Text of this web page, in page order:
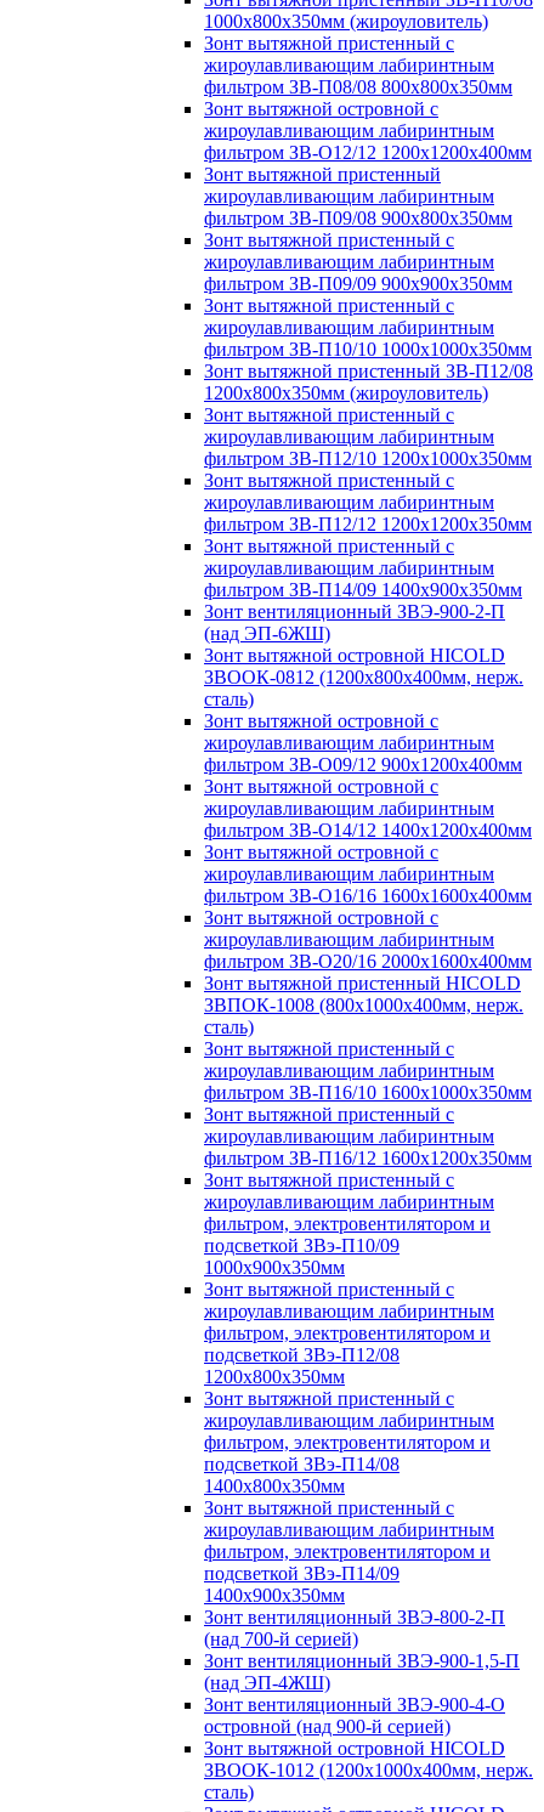
1000х800х350мм (жироуловитель)
Зонт вытяжной пристенный с
жироулавливающим лабиринтным
фильтром ЗВ-П08/08 800х800х350мм
Зонт вытяжной островной с
жироулавливающим лабиринтным
фильтром ЗВ-О12/12 1200х1200х400мм
Зонт вытяжной пристенный
жироулавливающим лабиринтным
фильтром ЗВ-П09/08 900х800х350мм
Зонт вытяжной пристенный с
жироулавливающим лабиринтным
фильтром ЗВ-П09/09 900х900х350мм
Зонт вытяжной пристенный с
жироулавливающим лабиринтным
фильтром ЗВ-П10/10 1000х1000х350мм
Зонт вытяжной пристенный ЗВ-П12/08
1200х800х350мм (жироуловитель)
Зонт вытяжной пристенный с
жироулавливающим лабиринтным
фильтром ЗВ-П12/10 1200х1000х350мм
Зонт вытяжной пристенный с
жироулавливающим лабиринтным
фильтром ЗВ-П12/12 1200х1200х350мм
Зонт вытяжной пристенный с
жироулавливающим лабиринтным
фильтром ЗВ-П14/09 1400х900х350мм
Зонт вентиляционный ЗВЭ-900-2-П
(над ЭП-6ЖШ)
Зонт вытяжной островной HICOLD
ЗВООК-0812 (1200х800x400мм, нерж.
сталь)
Зонт вытяжной островной с
жироулавливающим лабиринтным
фильтром ЗВ-О09/12 900х1200х400мм
Зонт вытяжной островной с
жироулавливающим лабиринтным
фильтром ЗВ-О14/12 1400х1200х400мм
Зонт вытяжной островной с
жироулавливающим лабиринтным
фильтром ЗВ-О16/16 1600х1600х400мм
Зонт вытяжной островной с
жироулавливающим лабиринтным
фильтром ЗВ-О20/16 2000х1600х400мм
Зонт вытяжной пристенный HICOLD
ЗВПОК-1008 (800х1000х400мм, нерж.
сталь)
Зонт вытяжной пристенный с
жироулавливающим лабиринтным
фильтром ЗВ-П16/10 1600х1000х350мм
Зонт вытяжной пристенный с
жироулавливающим лабиринтным
фильтром ЗВ-П16/12 1600х1200х350мм
Зонт вытяжной пристенный с
жироулавливающим лабиринтным
фильтром, электровентилятором и
подсветкой ЗВэ-П10/09
1000х900х350мм
Зонт вытяжной пристенный с
жироулавливающим лабиринтным
фильтром, электровентилятором и
подсветкой ЗВэ-П12/08
1200х800х350мм
Зонт вытяжной пристенный с
жироулавливающим лабиринтным
фильтром, электровентилятором и
подсветкой ЗВэ-П14/08
1400х800х350мм
Зонт вытяжной пристенный с
жироулавливающим лабиринтным
фильтром, электровентилятором и
подсветкой ЗВэ-П14/09
1400х900х350мм
Зонт вентиляционный ЗВЭ-800-2-П
(над 700-й серией)
Зонт вентиляционный ЗВЭ-900-1,5-П
(над ЭП-4ЖШ)
Зонт вентиляционный ЗВЭ-900-4-О
островной (над 900-й серией)
Зонт вытяжной островной HICOLD
ЗВООК-1012 (1200х1000х400мм, нерж.
сталь)